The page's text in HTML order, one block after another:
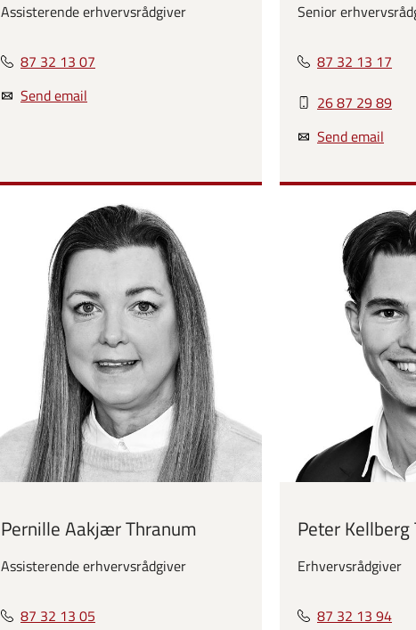
Assisterende erhvervsrådgiver
87 32 13 07
Send email
Senior
87 32 13 17
26 87 29 89
Send email
Pernille Aakjær Thranum
Assisterende erhvervsrådgiver
87 32 13 05
Peter
Erhvervsrådgiver
87 32 13 94